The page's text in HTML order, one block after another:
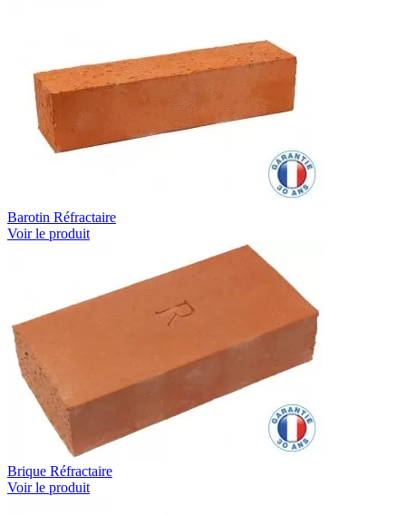
Barotin Réfractaire
Voir le produit
Brique Réfractaire
Voir le produit